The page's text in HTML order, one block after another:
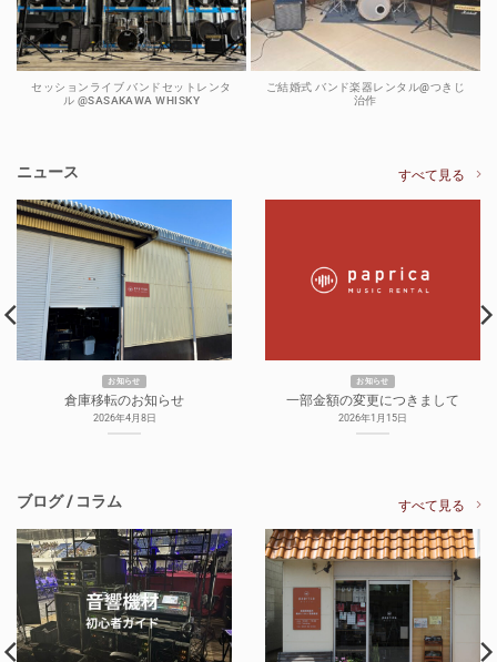
セッションライブ バンドセットレンタ
ル @SASAKAWA WHISKY
ご結婚式 バンド楽器レンタル@つきじ
治作
ニュース すべて見る
お知らせ
倉庫移転のお知らせ
2026年4月8日
お知らせ
一部金額の変更につきまして
2026年1月15日
ブログ / コラム すべて見る